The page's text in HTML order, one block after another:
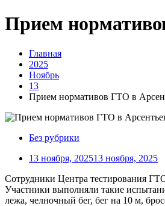
Прием
Главная
2025
Ноябрь
13
Прием нормативов ГТО в
Без рубрики
13 ноября, 202513 ноября, 2025
Сотрудники Центра тестирования
Участники выполняли такие
лежа, челночный бег, бег на 10 м,